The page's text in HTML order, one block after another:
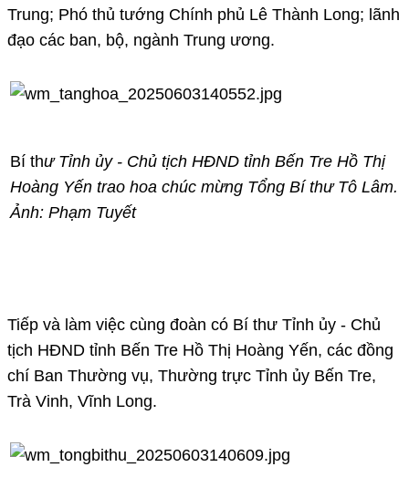
Trung; Phó thủ tướng Chính phủ Lê Thành Long; lãnh
đạo các ban, bộ, ngành Trung ương.
Bí thư Tỉnh ủy - Chủ tịch HĐND tỉnh Bến Tre Hồ Thị
Hoàng Yến trao hoa chúc mừng Tổng Bí thư Tô Lâm.
Ảnh: Phạm Tuyết
Tiếp và làm việc cùng đoàn có Bí thư Tỉnh ủy - Chủ
tịch HĐND tỉnh Bến Tre Hồ Thị Hoàng Yến, các đồng
chí Ban Thường vụ, Thường trực Tỉnh ủy Bến Tre,
Trà Vinh, Vĩnh Long.